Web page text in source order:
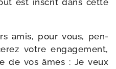
est ins­crit dans cette
amis, pour vous, pen­
votre enga­ge­ment,
de vos âmes : Je veux